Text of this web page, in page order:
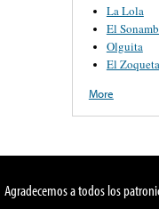
La Lola
El
Olguita
El
More
Agradecemos a todos los